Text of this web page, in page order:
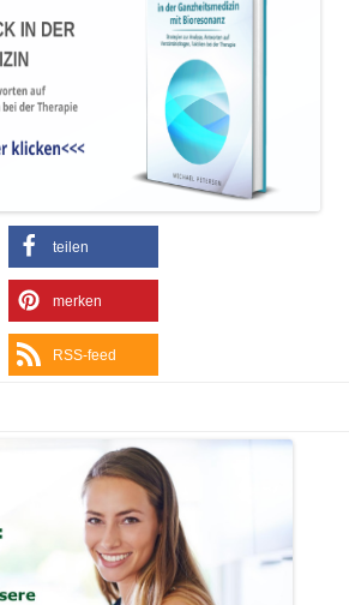
teilen
merken
RSS-feed